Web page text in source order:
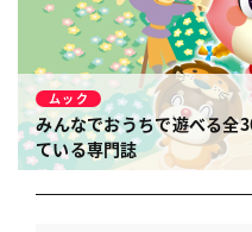
ムック
みんなでおうちで遊べる全
ている専門誌